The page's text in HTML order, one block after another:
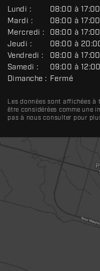
G
É
N
É
R
A
L
Lundi :
08:00 à 17:00
Mardi :
08:00 à 17:00
Mercredi :
08:00 à 17:00
Jeudi :
08:00 à
Vendredi :
08:00 à 17:00
Samedi :
09:00 à 12:00
Dimanche : Fermé
Les données sont affichées
être considérées comme une
pas à nous consulter pour